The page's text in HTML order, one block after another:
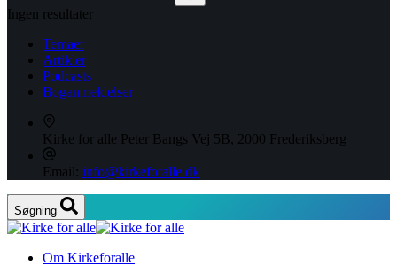
Ingen resultater
Temaer
Artikler
Podcasts
Boganmeldelser
Kirke for alle Peter Bangs Vej 5B, 2000 Frederiksberg
Email: info@kirkeforalle.dk
Søgning
Om Kirkeforalle